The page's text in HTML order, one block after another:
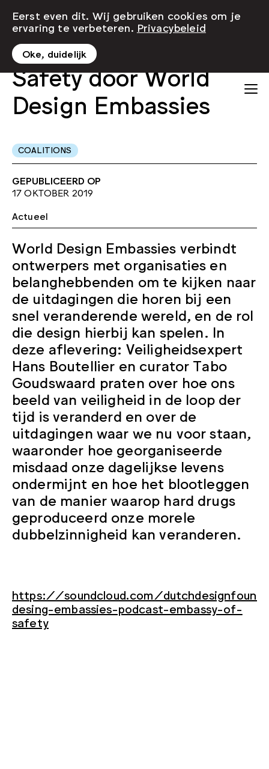
Safety door World
Design Embassies
COALITIONS
GEPUBLICEERD OP
17 OKTOBER 2019
Actueel
World Design Embassies verbindt
ontwerpers met organisaties en
belanghebbenden om te kijken naar
de uitdagingen die horen bij een
snel veranderende wereld, en de rol
die design hierbij kan spelen. In
deze aflevering: Veiligheidsexpert
Hans Boutellier en curator Tabo
Goudswaard praten over hoe ons
beeld van veiligheid in de loop der
tijd is veranderd en over de
uitdagingen waar we nu voor staan,
waaronder hoe georganiseerde
misdaad onze dagelijkse levens
ondermijnt en hoe het blootleggen
van de manier waarop hard drugs
geproduceerd onze morele
dubbelzinnigheid kan veranderen.
https://soundcloud.com/
desing-embassies-podcast-embassy-of-
safety
Eerst even dit. Wij gebruiken cookies om je
ervaring te verbeteren. Privacybeleid
Oke, duidelijk